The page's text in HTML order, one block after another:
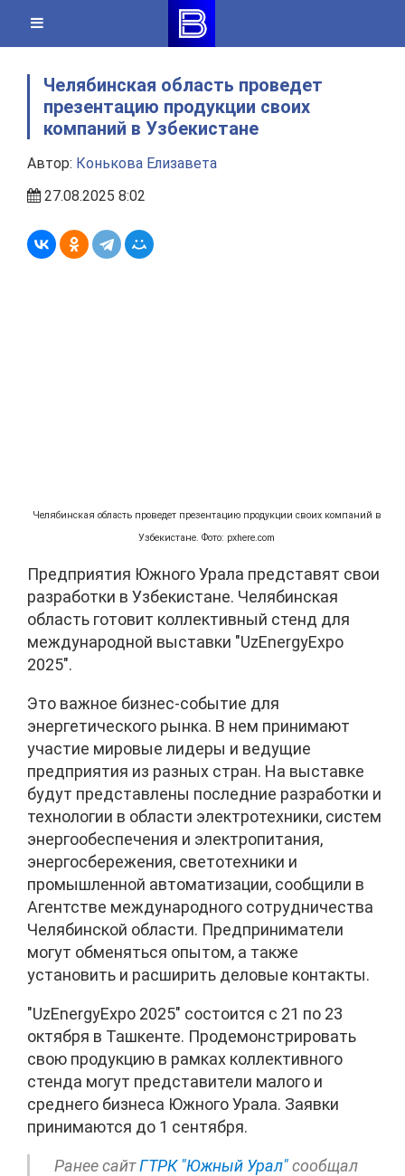
content
Челябинская область проведет
презентацию продукции своих
компаний в Узбекистане
Автор: Конькова Елизавета
27.08.2025 8:02
Челябинская область проведет презентацию продукции своих компаний в
Узбекистане. Фото: pxhere.com
Предприятия Южного Урала представят свои
разработки в Узбекистане. Челябинская
область готовит коллективный стенд для
международной выставки "UzEnergyExpo
2025".
Это важное бизнес-событие для
энергетического рынка. В нем принимают
участие мировые лидеры и ведущие
предприятия из разных стран. На выставке
будут представлены последние разработки и
технологии в области электротехники, систем
энергообеспечения и электропитания,
энергосбережения, светотехники и
промышленной автоматизации, сообщили в
Агентстве международного сотрудничества
Челябинской области. Предприниматели
могут обменяться опытом, а также
установить и расширить деловые контакты.
"UzEnergyExpo 2025" состоится с 21 по 23
октября в Ташкенте. Продемонстрировать
свою продукцию в рамках коллективного
стенда могут представители малого и
среднего бизнеса Южного Урала. Заявки
принимаются до 1 сентября.
Ранее сайтГТРК "Южный Урал"сообщал